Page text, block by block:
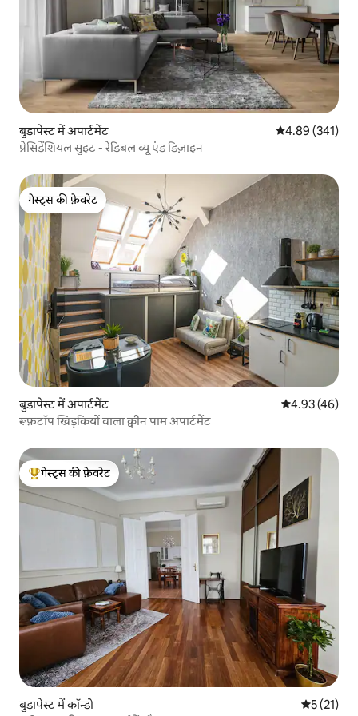
बुडापेस्ट में अपार्टमेंट औसत रेटिंग 5 में से
4.89 (341)
प्रेसिडेंशियल सुइट - रेडिबल व्यू एंड डिज़ाइन
गेस्ट्स की फ़ेवरेट
गेस्ट्स की फ़ेवरेट
बुडापेस्ट में अपार्टमेंट औसत रेटिंग 5 में
4.93 (46)
रूफ़टॉप खिड़कियों वाला क्वीन पाम अपार्टमेंट
गेस्ट्स का टॉप फ़ेवरेट
गेस्ट्स की फ़ेवरेट
बुडापेस्ट में कॉन्डो औसत रेटिंग
5 (21)